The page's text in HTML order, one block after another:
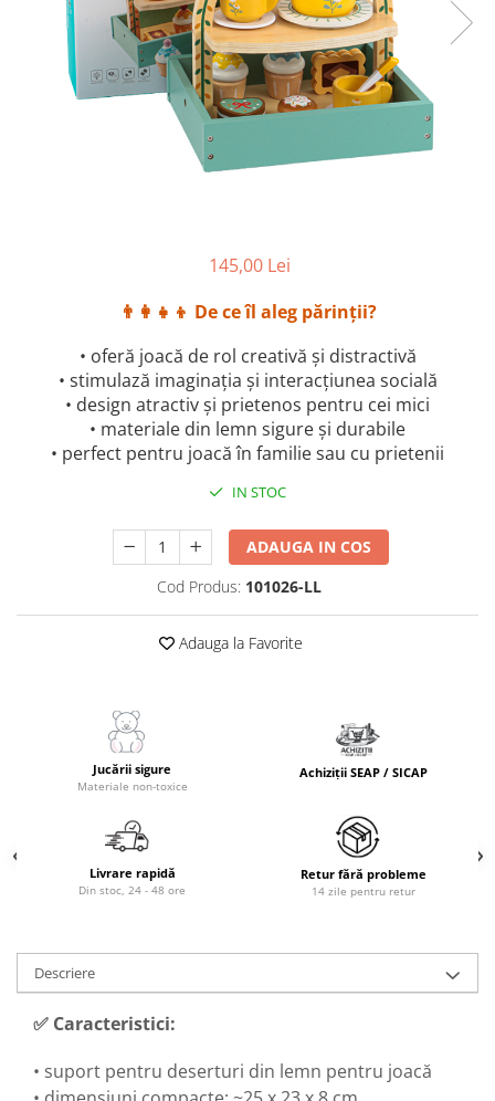
145,00 Lei
👨‍👩‍👧‍👦 De ce îl aleg părinții?
• oferă joacă de rol creativă și distractivă
• stimulază imaginația și interacțiunea socială
• design atractiv și prietenos pentru cei mici
• materiale din lemn sigure și durabile
• perfect pentru joacă în familie sau cu prietenii
IN STOC
ADAUGA IN COS
Cod Produs: 101026-LL
Adauga la Favorite
Jucării sigure
Materiale non-toxice
Achiziții SEAP / SICAP
Livrare rapidă
Din stoc, 24 - 48 ore
Retur fără probleme
14 zile pentru retur
Descriere
✅ Caracteristici:
• suport pentru deserturi din lemn pentru joacă